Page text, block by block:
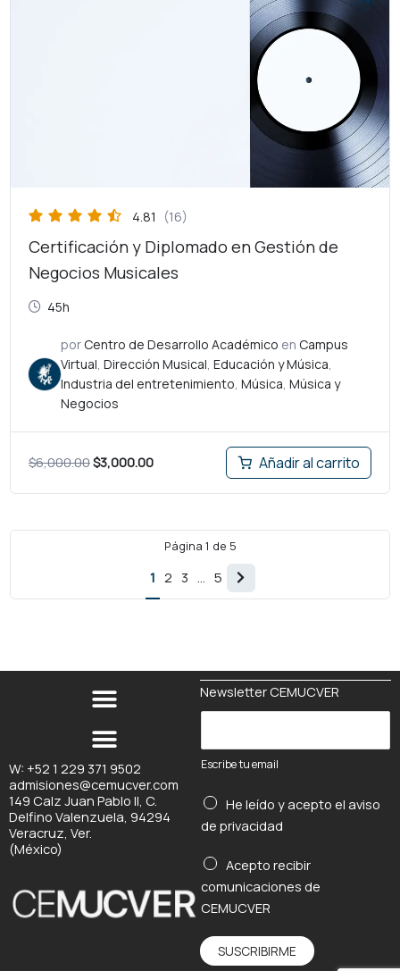
4.81 (16)
Certificación y Diplomado en Gestión de
Negocios Musicales
45h
por Centro de Desarrollo Académico en Campus
Virtual Dirección Musical Educación y Música
Industria del entretenimiento Música Música y
Negocios
$6,000.00$3,000.00 Añadir al carrito
Página 1 de 5
1 2 3 … 5
Página
siguiente
W: +52 1 229 371 9502
admisiones@cemucver.com
149 Calz Juan Pablo II, C.
Delfino Valenzuela, 94294
Veracruz, Ver.
(México)
Newsletter CEMUCVER
c
b
t
u
e
m
a
Escribe tu email
He leído y acepto el aviso
de privacidad
t
Acepto recibir
comunicaciones de
CEMUCVER
SUSCRIBIRME